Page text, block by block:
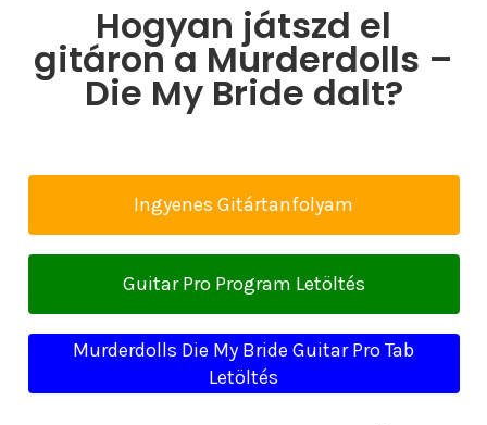
Hogyan játszd el
gitáron a Murderdolls –
Die My Bride dalt?
Ingyenes Gitártanfolyam
Guitar Pro Program Letöltés
Murderdolls Die My Bride Guitar Pro Tab
Letöltés